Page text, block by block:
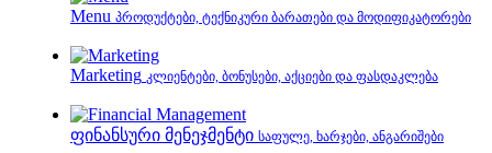
Menu პროდუქტები, ტექნიკური ბარათები და მოდიფიკატორები
Marketing კლიენტები, ბონუსები, აქციები და ფასდაკლება
ფინანსური მენეჯმენტი საფულე, ხარჯები, ანგარიშები